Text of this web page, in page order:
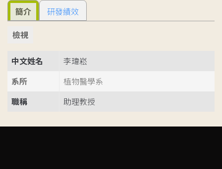
簡介
研發績效
檢視
中文姓名
李瑋崧
系所
植物醫學系
職稱
助理教授